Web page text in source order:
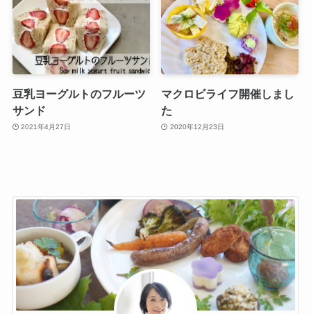
豆乳ヨーグルトのフルーツ
サンド
2021年4月27日
マクロビライフ開催しまし
た
2020年12月23日